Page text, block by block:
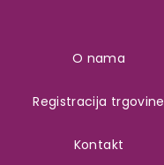
O nama
Registracija trgovine
Kontakt